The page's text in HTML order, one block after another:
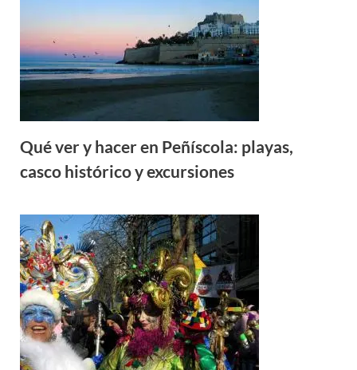
Qué ver y hacer en Peñíscola: playas,
casco histórico y excursiones